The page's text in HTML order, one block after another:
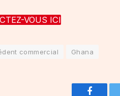
VOUS ICI
commercial Ghana